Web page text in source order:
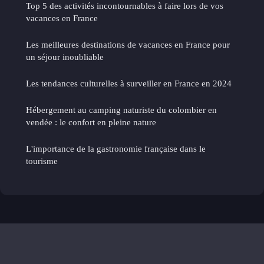
Top 5 des activités incontournables à faire lors de vos
vacances en France
Les meilleures destinations de vacances en France pour
un séjour inoubliable
Les tendances culturelles à surveiller en France en 2024
Hébergement au camping naturiste du colombier en
vendée : le confort en pleine nature
L'importance de la gastronomie française dans le
tourisme